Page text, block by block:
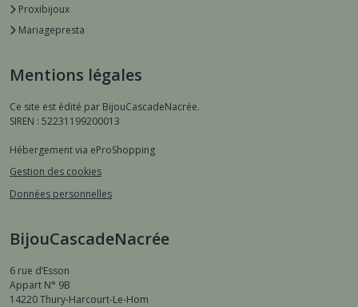
Proxibijoux
Mariagepresta
Mentions légales
Ce site est édité par BijouCascadeNacrée.
SIREN : 52231199200013
Hébergement via eProShopping
Gestion des cookies
Données personnelles
BijouCascadeNacrée
6 rue d’Esson
Appart N° 9B
14220Thury-Harcourt-Le-Hom